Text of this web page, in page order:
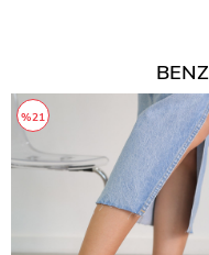
%21